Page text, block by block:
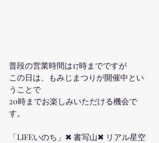
普段の営業時間は17時までですが
この日は、もみじまつりが開催中とい
うことで
20時までお楽しみいただける機会で
す。
「LIFEいのち」✖︎ 書写山✖︎ リアル星空